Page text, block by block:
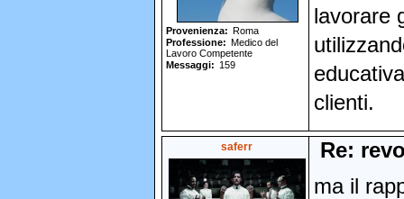
Provenienza
Roma
Professione
Medico del
Lavoro Competente
Messaggi
159
lavorare
clienti.
saferr
Re:
ma il